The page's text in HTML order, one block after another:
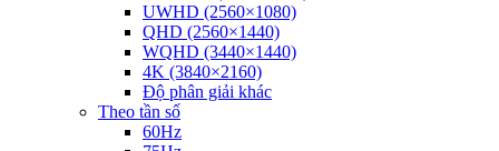
UWHD (2560×1080)
QHD (2560×1440)
WQHD (3440×1440)
4K (3840×2160)
Độ phân giải khác
Theo tần số
60Hz